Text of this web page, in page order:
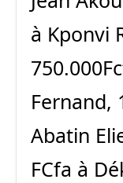
à Kponvi
Fernand,
Abatin
FCfa à